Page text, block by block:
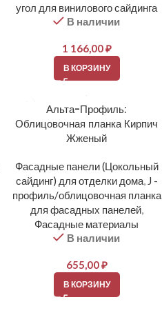
угол для винилового сайдинга
В наличии
1 166,00₽
В КОРЗИНУ
Альта-Профиль:
Облицовочная планка Кирпич
Жженый
Фасадные панели (Цокольный
сайдинг) для отделки дома, J -
профиль/облицовочная планка
для фасадных панелей,
Фасадные материалы
В наличии
655,00₽
В КОРЗИНУ